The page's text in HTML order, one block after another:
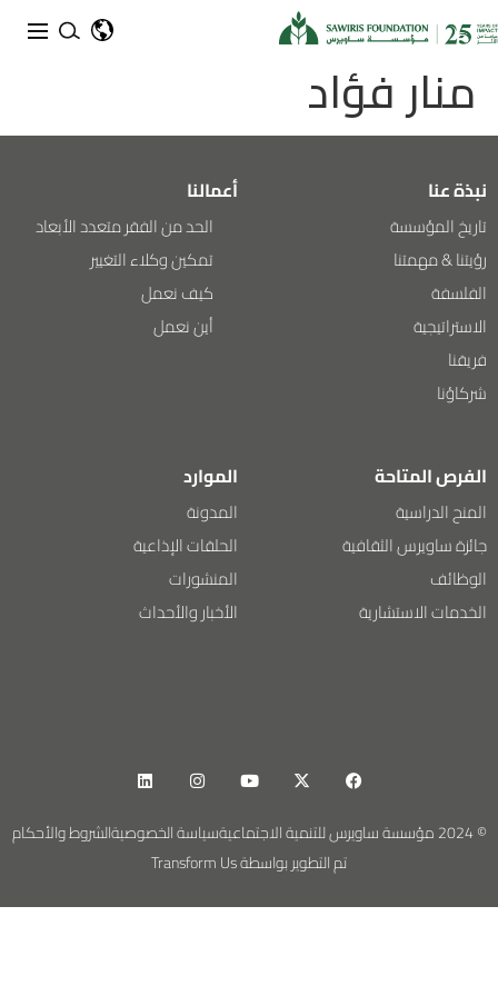
منار فؤاد
نبذة عنا
تاريخ المؤسسة
رؤيتنا & مهمتنا
الفلسفة
الاستراتيجية
فريقنا
شركاؤنا
أعمالنا
الحد من الفقر متعدد الأبعاد
تمكين وكلاء التغيير
كيف نعمل
أين نعمل
الفرص المتاحة
المنح الدراسية
جائزة ساويرس الثقافية
الوظائف
الخدمات الاستشارية
الموارد
المدونة
الحلقات الإذاعية
المنشورات
الأخبار والأحداث
© 2024 مؤسسة ساويرس للتنمية الاجتماعية سياسة الخصوصيةالشروط والأحكام
تم التطوير بواسطة Transform Us